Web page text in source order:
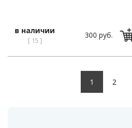
в наличии
[ 15 ]
300 руб.
1 2